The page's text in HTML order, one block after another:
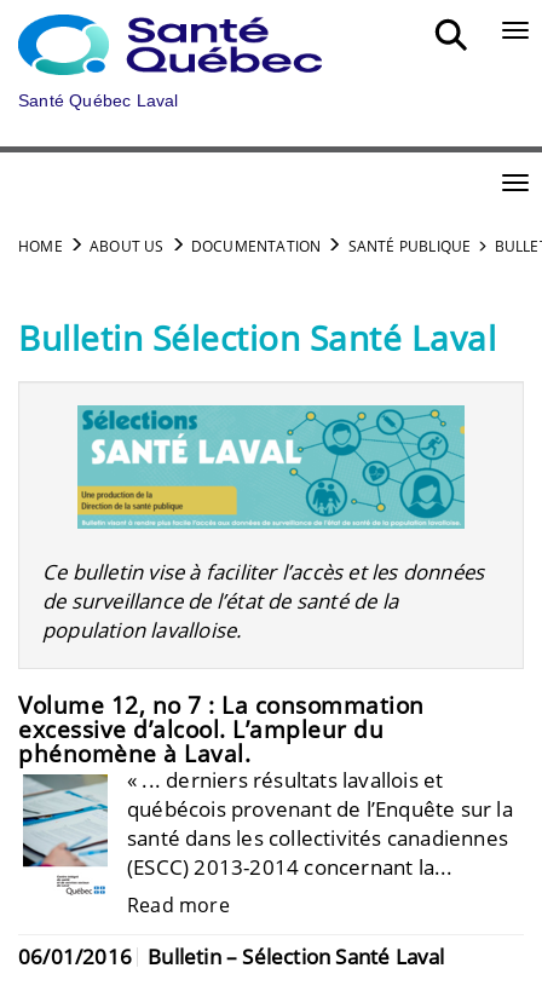
Skip to main content
Santé Québec Laval
HOME ABOUT US DOCUMENTATION SANTÉ PUBLIQUE
Bulletin Sélection Santé Laval
Ce bulletin vise à faciliter l’accès et les données
de surveillance de l’état de santé de la
population lavalloise.
Volume 12, no 7 : La consommation
excessive d’alcool. L’ampleur du
phénomène à Laval.
« ... derniers résultats lavallois et
québécois provenant de l’Enquête sur la
santé dans les collectivités canadiennes
(ESCC) 2013-2014 concernant la...
Read more
06/01/2016 Bulletin – Sélection Santé Laval